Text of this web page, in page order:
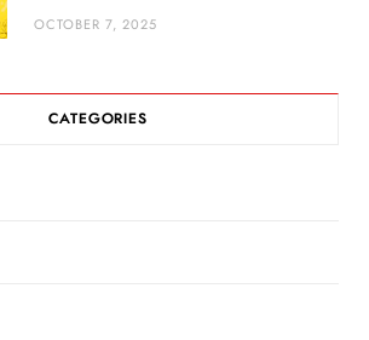
OCTOBER 7, 2025
CATEGORIES